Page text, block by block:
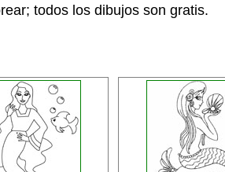
todos los dibujos son gratis.